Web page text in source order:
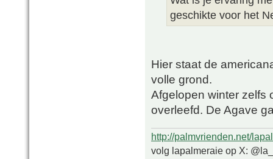
geschikte voor het
Hier staat de
volle grond.
Afgelopen winter zelfs
overleefd. De Agave
http://palmvrienden.net/
volg lapalmeraie op X: